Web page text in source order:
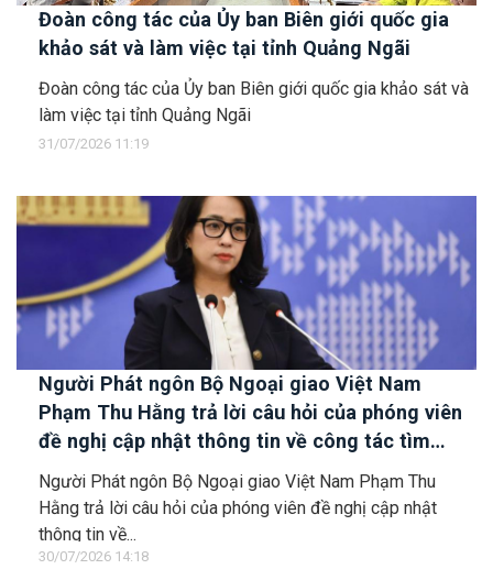
Đoàn công tác của Ủy ban Biên giới quốc gia
khảo sát và làm việc tại tỉnh Quảng Ngãi
Đoàn công tác của Ủy ban Biên giới quốc gia khảo sát và
làm việc tại tỉnh Quảng Ngãi
31/07/2026 11:19
Người Phát ngôn Bộ Ngoại giao Việt Nam
Phạm Thu Hằng trả lời câu hỏi của phóng viên
đề nghị cập nhật thông tin về công tác tìm
kiếm, cứu hộ các thuyền viên Việt Nam trên tàu
Khôi Nguyên 18
Người Phát ngôn Bộ Ngoại giao Việt Nam Phạm Thu
Hằng trả lời câu hỏi của phóng viên đề nghị cập nhật
thông tin về...
30/07/2026 14:18